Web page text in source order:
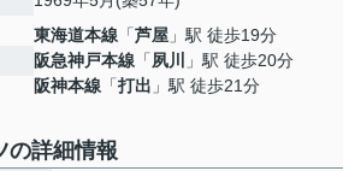
東海道本線 「芦屋 」駅 徒歩19分
阪急神戸本線 「夙川
」駅 徒歩20分
阪神本線 「打出 」駅 徒歩21分
の詳細情報